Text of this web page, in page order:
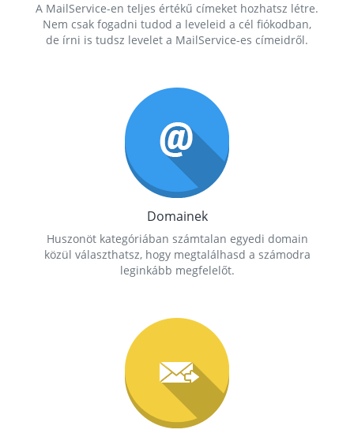
A MailService-en teljes értékű címeket hozhatsz létre.
Nem csak fogadni tudod a leveleid a cél fiókodban,
de írni is tudsz levelet a MailService-es címeidről.
Domainek
Huszonöt kategóriában számtalan egyedi domain
közül választhatsz, hogy megtalálhasd a számodra
leginkább megfelelőt.